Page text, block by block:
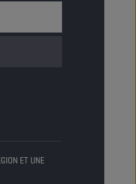
ET UNE
utilisés
les gaz
du SCR.